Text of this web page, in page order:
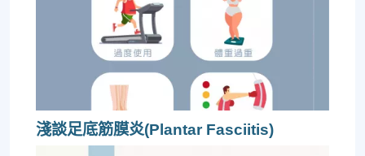
淺談足底筋膜炎(Plantar Fasciitis)